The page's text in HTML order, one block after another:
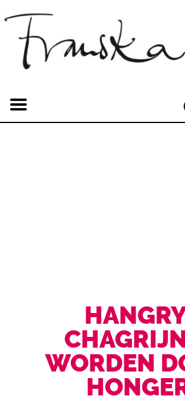
WORDEN